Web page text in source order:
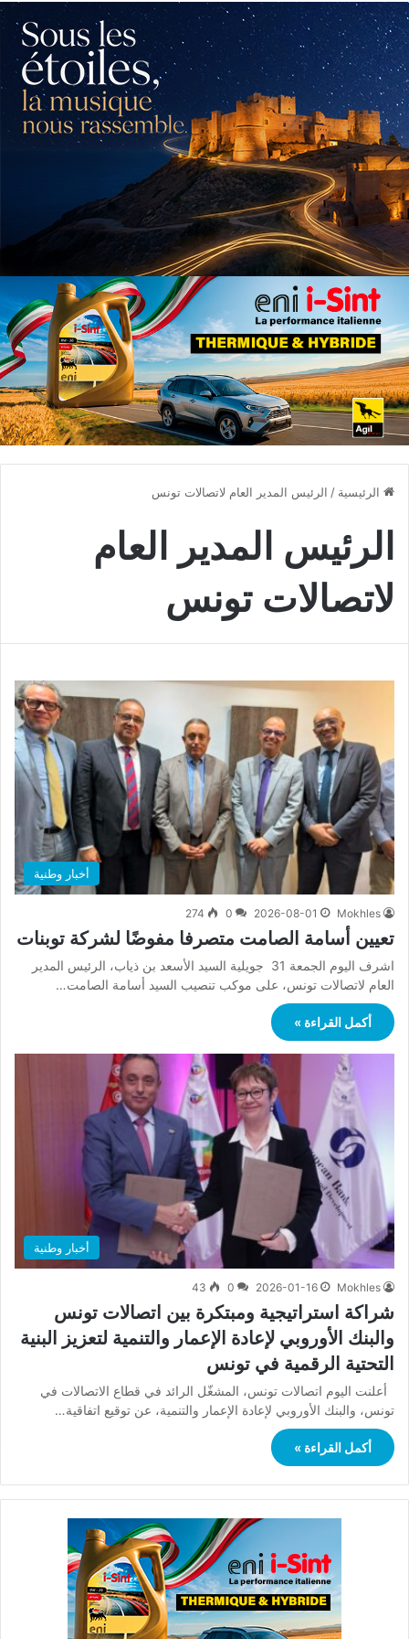
الرئيسية / الرئيس المدير العام لاتصالات تونس
الرئيس المدير العام
لاتصالات تونس
أخبار وطنية
Mokhles
2026-08-01
0
274
تعيين أسامة الصامت متصرفا مفوضًا لشركة توبنات
اشرف اليوم الجمعة 31 جويلية السيد الأسعد بن ذياب، الرئيس المدير
العام لاتصالات تونس، على موكب تنصيب السيد أسامة الصامت…
أكمل القراءة »
أخبار وطنية
Mokhles
2026-01-16
0
43
شراكة استراتيجية ومبتكرة بين اتصالات تونس
والبنك الأوروبي لإعادة الإعمار والتنمية لتعزيز البنية
التحتية الرقمية في تونس
أعلنت اليوم اتصالات تونس، المشغّل الرائد في قطاع الاتصالات في
تونس، والبنك الأوروبي لإعادة الإعمار والتنمية، عن توقيع اتفاقية…
أكمل القراءة »